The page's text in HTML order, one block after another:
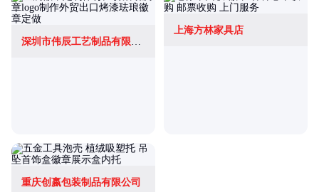
深圳市伟辰工艺制品有限公司
上海方林家具店
重庆创嬴包装制品有限公司